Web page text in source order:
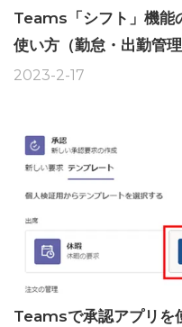
Teams「シフト」機能
使い方（勤怠・出勤管理
2023-2-17
Teamsで承認アプリを